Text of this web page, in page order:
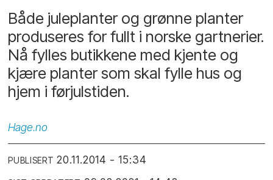
Både juleplanter og grønne planter
produseres for fullt i norske gartnerier.
Nå fylles butikkene med kjente og
kjære planter som skal fylle hus og
hjem i førjulstiden.
Hage.no
PUBLISERT 20.11.2014 - 15:34